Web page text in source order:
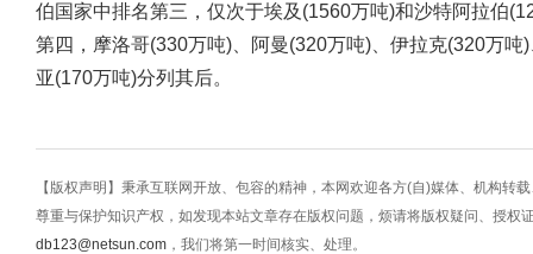
伯国家中排名第三，仅次于埃及(1560万吨)和沙特阿拉伯
第四，摩洛哥(330万吨)、阿曼(320万吨)、伊拉克(320万
亚(170万吨)分列其后。
【版权声明】秉承互联网开放、包容的精神，本网欢迎各方(自)媒体、机构转
尊重与保护知识产权，如发现本站文章存在版权问题，烦请将版权疑问、授权
db123@netsun.com ，我们将第一时间核实、处理。